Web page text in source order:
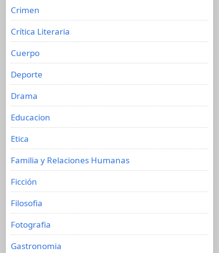
Crimen
Crítica Literaria
Cuerpo
Deporte
Drama
Educacion
Etica
Familia y Relaciones Humanas
Ficción
Filosofia
Fotografia
Gastronomia